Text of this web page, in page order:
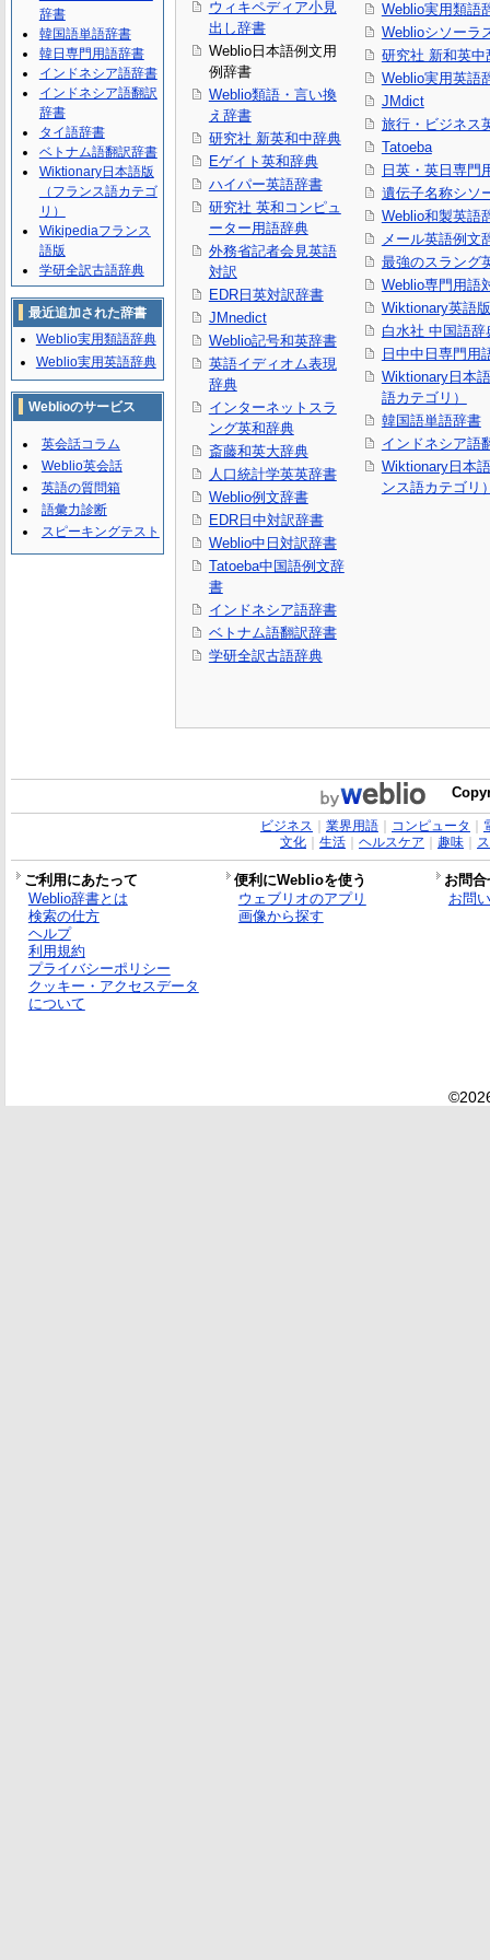
ウィキペディア小見
出し辞書
Weblio日本語例文用
例辞書
Weblio類語・言い換
え辞書
研究社 新英和中辞典
Eゲイト英和辞典
ハイパー英語辞書
研究社 英和コンピュ
ーター用語辞典
外務省記者会見英語
対訳
EDR日英対訳辞書
JMnedict
Weblio記号和英辞書
英語イディオム表現
辞典
インターネットスラ
ング英和辞典
斎藤和英大辞典
人口統計学英英辞書
Weblio例文辞書
EDR日中対訳辞書
Weblio中日対訳辞書
Tatoeba中国語例文辞
書
インドネシア語辞書
ベトナム語翻訳辞書
学研全訳古語辞典
Weblio実用類語
Weblioシソーラ
研究社 新和英中
Weblio実用英語
JMdict
旅行・ビジネス
Tatoeba
日英・英日専門
遺伝子名称シソ
Weblio和製英語
メール英語例文
最強のスラング
Weblio専門用語
Wiktionary英語版
白水社 中国語辞
日中中日専門用
Wiktionary日本
語カテゴリ）
韓国語単語辞書
インドネシア語
Wiktionary日本
ンス語カテゴリ
辞書
韓国語単語辞書
韓日専門用語辞書
インドネシア語辞書
インドネシア語翻訳
辞書
タイ語辞書
ベトナム語翻訳辞書
Wiktionary日本語版
（フランス語カテゴ
リ）
Wikipediaフランス
語版
学研全訳古語辞典
最近追加された辞書
Weblio実用類語辞典
Weblio実用英語辞典
Weblioのサービス
英会話コラム
Weblio英会話
英語の質問箱
語彙力診断
スピーキングテスト
ビジネス 業界用語｜ コンピュータ
文化｜ 生活｜ ヘルスケア 趣味｜
ご利用にあたって 便利にWeblioを使う
お問
Weblio辞書とは
検索の仕方
ヘルプ
利用規約
プライバシーポリシー
クッキー・アクセスデータ
について
ウェブリオのアプリ
画像から探す
お問